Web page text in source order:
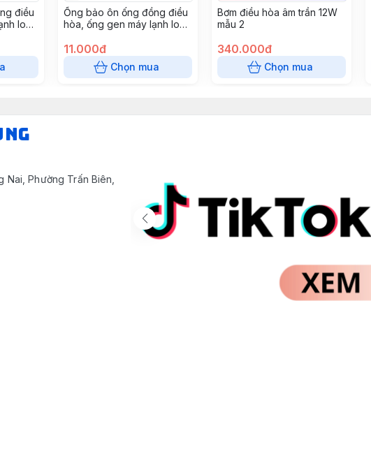
điều
loại
Ống bảo ôn ống đồng điều
hòa, ống gen máy lạnh loại
2 mét
11.000đ
Chọn mua
Bơm điều hòa âm trần 12W
mẫu 2
340.000đ
Chọn mua
Nai, Phường Trấn Biên,